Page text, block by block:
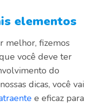
elementos
melhor, fizemos
você deve ter
do
dicas, você vai
e eficaz para